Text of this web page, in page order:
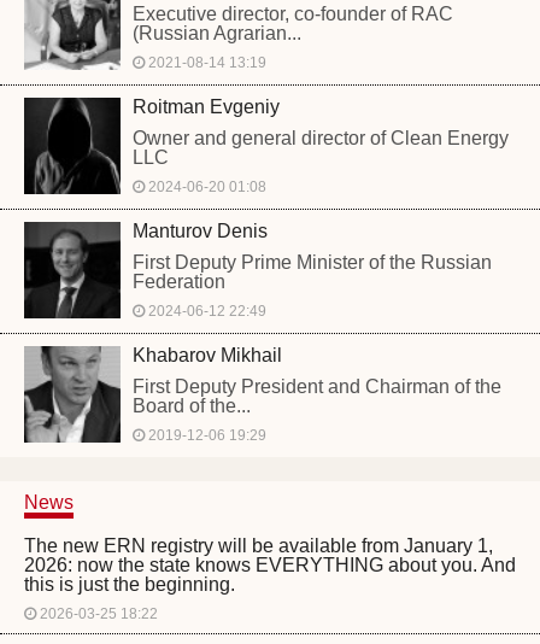
Executive director, co-founder of RAC
(Russian Agrarian...
2021-08-14 13:19
Roitman Evgeniy
Owner and general director of Clean Energy
LLC
2024-06-20 01:08
Manturov Denis
First Deputy Prime Minister of the Russian
Federation
2024-06-12 22:49
Khabarov Mikhail
First Deputy President and Chairman of the
Board of the...
2019-12-06 19:29
News
The new ERN registry will be available from January 1,
2026: now the state knows EVERYTHING about you. And
this is just the beginning.
2026-03-25 18:22